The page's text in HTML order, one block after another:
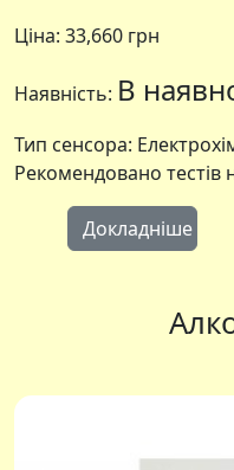
Ціна: 33,660 грн
Наявність: В
Тип сенсора:
Рекомендовано
Докладніше